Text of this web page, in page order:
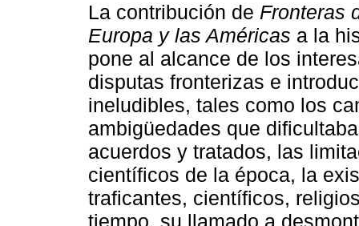
La contribución de Fronteras
Europa y las Américas a la
pone al alcance de los
disputas fronterizas e
ineludibles, tales como los
ambigüedades que
acuerdos y tratados, las
científicos de la época, la
traficantes, científicos,
tiempo, su llamado a